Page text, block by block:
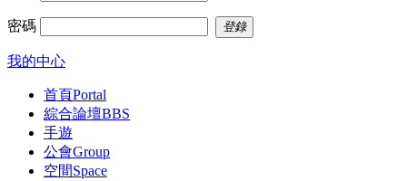
密碼 登錄
我的中心
首頁Portal
綜合論壇BBS
手遊
公會Group
空間Space